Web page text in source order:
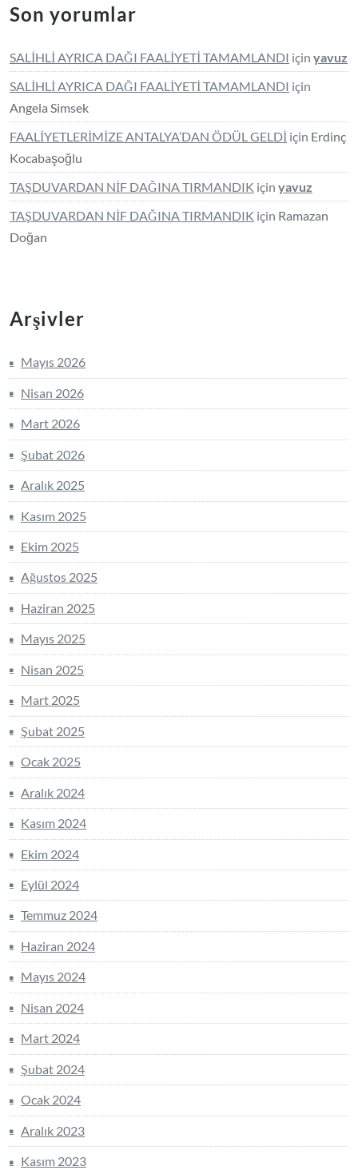
Son yorumlar
SALİHLİ AYRICA DAĞI FAALİYETİ TAMAMLANDI için yavuz
SALİHLİ AYRICA DAĞI FAALİYETİ TAMAMLANDI için
Angela Simsek
FAALİYETLERİMİZE ANTALYA’DAN ÖDÜL GELDİ için Erdinç
Kocabaşoğlu
TAŞDUVARDAN NİF DAĞINA TIRMANDIK için yavuz
TAŞDUVARDAN NİF DAĞINA TIRMANDIK için Ramazan
Doğan
Arşivler
Mayıs 2026
Nisan 2026
Mart 2026
Şubat 2026
Aralık 2025
Kasım 2025
Ekim 2025
Ağustos 2025
Haziran 2025
Mayıs 2025
Nisan 2025
Mart 2025
Şubat 2025
Ocak 2025
Aralık 2024
Kasım 2024
Ekim 2024
Eylül 2024
Temmuz 2024
Haziran 2024
Mayıs 2024
Nisan 2024
Mart 2024
Şubat 2024
Ocak 2024
Aralık 2023
Kasım 2023